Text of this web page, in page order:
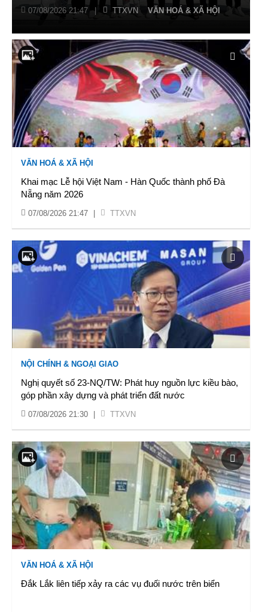
07/08/2026 21:47 TTXVN VĂN HOÁ & XÃ HỘI
VĂN HOÁ & XÃ HỘI
Khai mạc Lễ hội Việt Nam - Hàn Quốc thành phố Đà
Nẵng năm 2026
07/08/2026 21:47 TTXVN
NỘI CHÍNH & NGOẠI GIAO
Nghị quyết số 23-NQ/TW: Phát huy nguồn lực kiều bào,
góp phần xây dựng và phát triển đất nước
07/08/2026 21:30 TTXVN
VĂN HOÁ & XÃ HỘI
Đắk Lắk liên tiếp xảy ra các vụ đuối nước trên biển